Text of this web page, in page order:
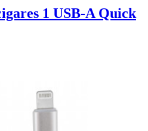
1 USB-A Quick